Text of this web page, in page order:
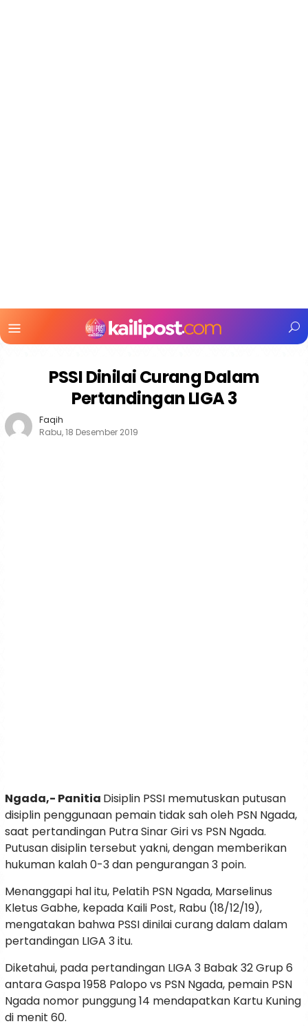
Mobile
PSSI Dinilai Curang Dalam
Pertandingan LIGA 3
Faqih
Rabu, 18 Desember 2019
Ngada,- Panitia Disiplin PSSI memutuskan putusan
disiplin penggunaan pemain tidak sah oleh PSN Ngada,
saat pertandingan Putra Sinar Giri vs PSN Ngada.
Putusan disiplin tersebut yakni, dengan memberikan
hukuman kalah 0-3 dan pengurangan 3 poin.
Menanggapi hal itu, Pelatih PSN Ngada, Marselinus
Kletus Gabhe, kepada Kaili Post, Rabu (18/12/19),
mengatakan bahwa PSSI dinilai curang dalam dalam
pertandingan LIGA 3 itu.
Diketahui, pada pertandingan LIGA 3 Babak 32 Grup 6
antara Gaspa 1958 Palopo vs PSN Ngada, pemain PSN
Ngada nomor punggung 14 mendapatkan Kartu Kuning
di menit 60.